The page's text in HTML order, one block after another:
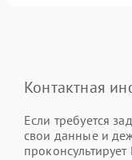
Контактная
Если требуется
свои данные и
проконсультирует